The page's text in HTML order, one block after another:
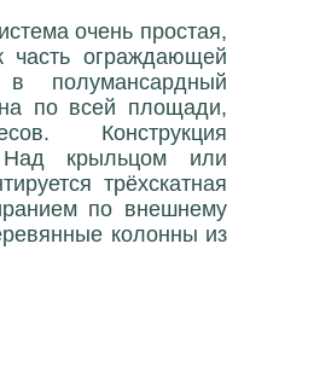
очень простая,
часть ограждающей
в полумансардный
по всей площади,
Конструкция
Над крыльцом или
трёхскатная
по внешнему
колонны из